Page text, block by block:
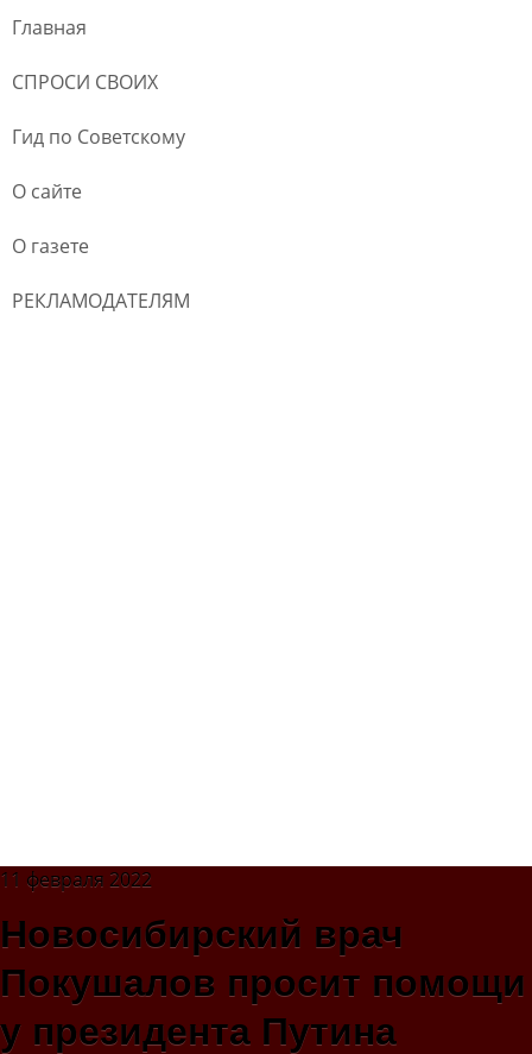
Главная
СПРОСИ СВОИХ
Гид по Советскому
О сайте
О газете
РЕКЛАМОДАТЕЛЯМ
11 февраля 2022
Новосибирский врач
Покушалов просит помощи
у президента Путина